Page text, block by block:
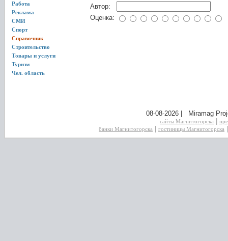
Работа
Реклама
СМИ
Спорт
Справочник
Строительство
Товары и услуги
Туризм
Чел. область
Автор:
Оценка:
08-08-2026 | Miramag
сайты Магнитогорска
банки Магнитогорска
гостиницы Магнитогорска